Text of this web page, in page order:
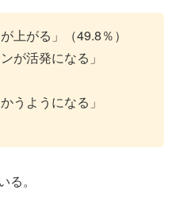
上がる」（49.8％）
が活発になる」
うようになる」
。